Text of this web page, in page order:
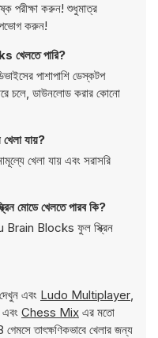
পরীক্ষা করুন! শুধুমাত্র
করুন!
পারি?
পাশাপাশি ডেস্কটপ
চলে, ডাউনলোড করার কোনো
যায়?
খেলা যায় এবং সরাসরি
খেলতে পারব কি?
Brain Blocks ফুল স্ক্রিন
এবং Ludo Multiplayer,
Chess Mix এর মতো
তাৎক্ষণিকভাবে খেলার জন্য